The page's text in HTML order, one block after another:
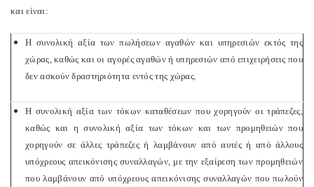
και είναι:
Η συνολική αξία των πωλήσεων αγαθών και υπηρεσιών εκτός της
χώρας, καθώς και οι αγορές αγαθών ή υπηρεσιών από επιχειρήσεις που
δεν ασκούν δραστηριότητα εντός της χώρας.
H συνολική αξία των τόκων καταθέσεων που χορηγούν οι τράπεζες,
καθώς και η συνολική αξία των τόκων και των προμηθειών που
χορηγούν σε άλλες τράπεζες ή λαμβάνουν από αυτές ή από άλλους
υπόχρεους απεικόνισης συναλλαγών, με την εξαίρεση των προμηθειών
που λαμβάνουν από υπόχρεους απεικόνισης συναλλαγών που πωλούν